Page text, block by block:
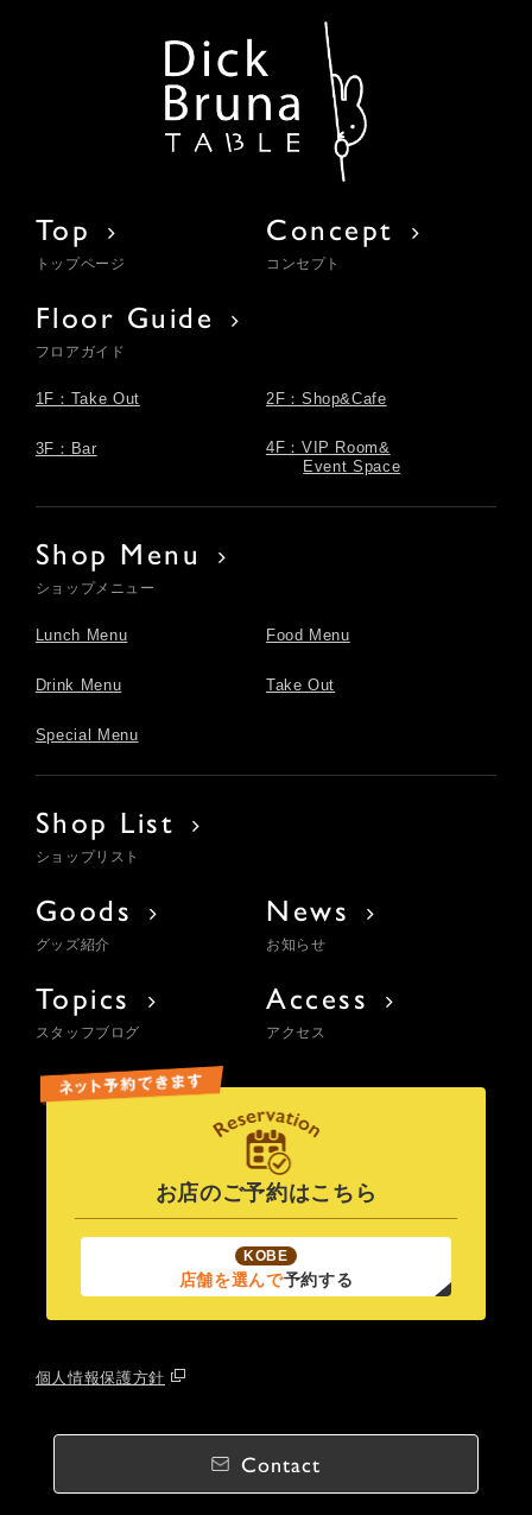
Top
トップページ
Concept
コンセプト
Floor Guide
フロアガイド
1F：Take Out 2F：Shop&Cafe
3F：Bar
4F：VIP Room&
Event Space
Shop Menu
ショップメニュー
Lunch Menu Food Menu
Drink Menu Take Out
Special Menu
Shop List
ショップリスト
Goods
グッズ紹介
News
お知らせ
Topics
スタッフブログ
Access
アクセス
お店のご予約はこちら
KOBE
店舗を選んで予約する
個人情報保護方針
Contact